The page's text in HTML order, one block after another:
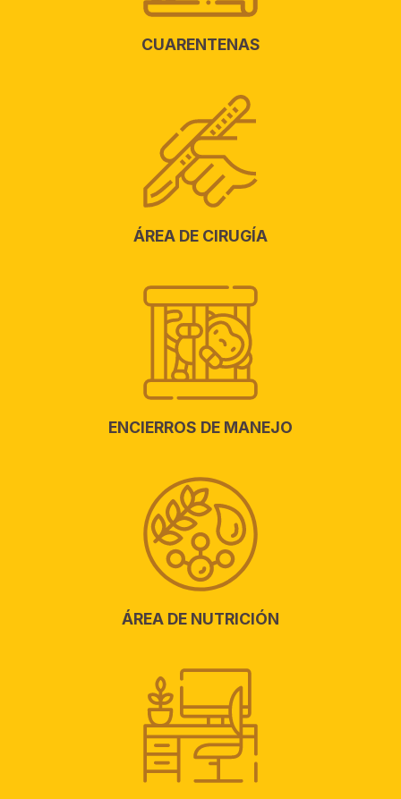
CUARENTENAS
ÁREA DE CIRUGÍA
ENCIERROS DE MANEJO
ÁREA DE NUTRICIÓN